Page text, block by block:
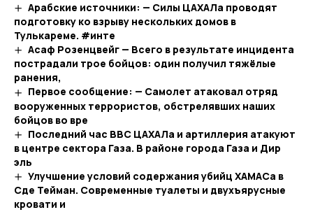
Арабские источники: — Силы ЦАХАЛа проводят
подготовку ко взрыву нескольких домов в
Тулькареме. #инте
Асаф Розенцвейг — Всего в результате инцидента
пострадали трое бойцов: один получил тяжёлые
ранения,
Первое сообщение: — Самолет атаковал отряд
вооруженных террористов, обстрелявших наших
бойцов во вре
Последний час ВВС ЦАХАЛа и артиллерия атакуют
в центре сектора Газа. В районе города Газа и Дир
эль
Улучшение условий содержания убийц ХАМАСа в
Сде Тейман. Современные туалеты и двухъярусные
кровати и